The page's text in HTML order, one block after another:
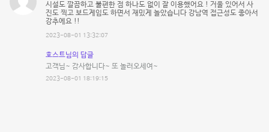
시설도 깔끔하고 불편한 점 하나도 없이 잘 이용했어요 ! 거울 있어서 사
진도 찍고 보드게임도 하면서 재밌게 놀았습니다 강남역 접근성도 좋아서
강추에요 !!
2023-08-01 13:32:07
호스트님의 답글
고객님~ 감사합니다~ 또 놀러오세여~
2023-08-01 18:19:15